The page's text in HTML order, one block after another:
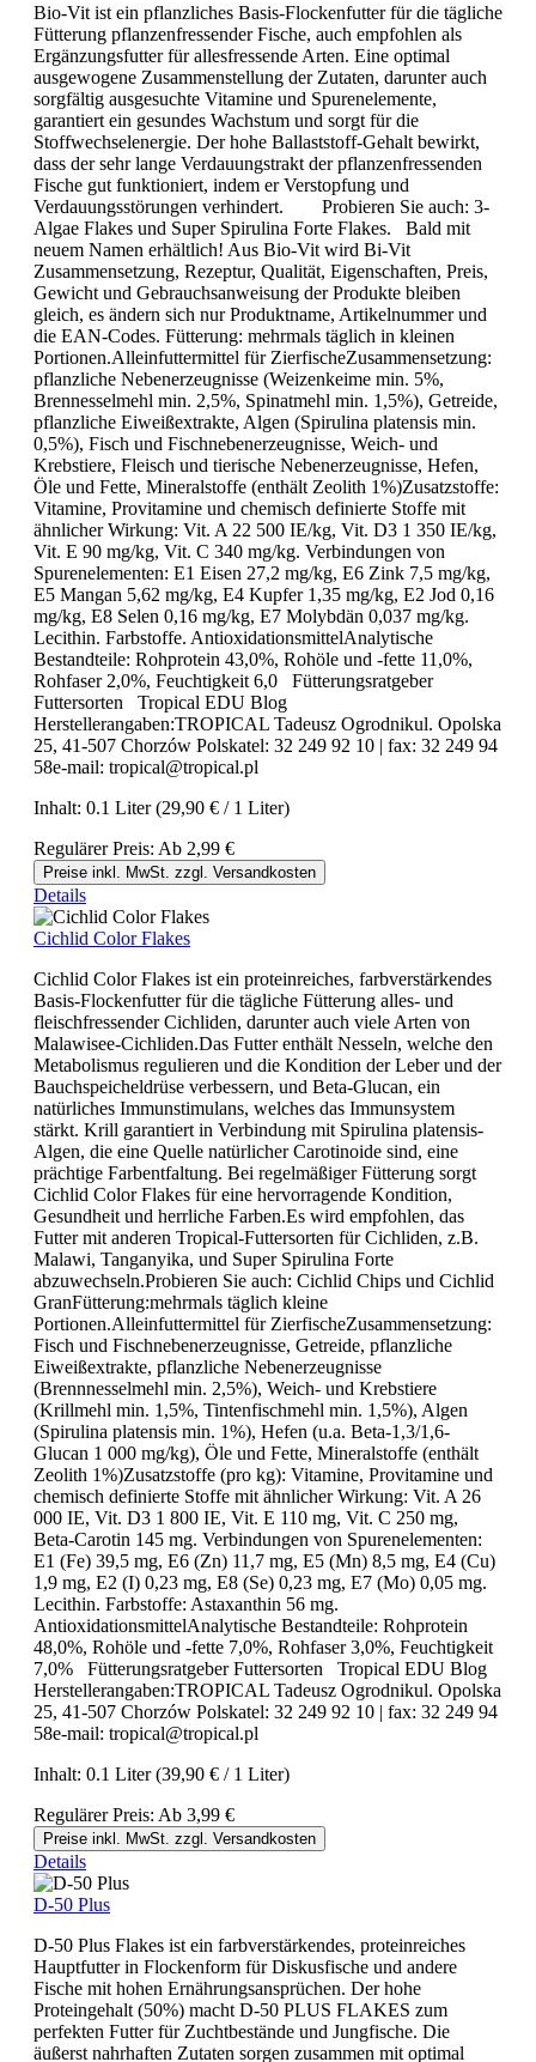
Bio-Vit ist ein pflanzliches Basis-Flockenfutter für die tägliche
Fütterung pflanzenfressender Fische, auch empfohlen als
Ergänzungsfutter für allesfressende Arten. Eine optimal
ausgewogene Zusammenstellung der Zutaten, darunter auch
sorgfältig ausgesuchte Vitamine und Spurenelemente,
garantiert ein gesundes Wachstum und sorgt für die
Stoffwechselenergie. Der hohe Ballaststoff-Gehalt bewirkt,
dass der sehr lange Verdauungstrakt der pflanzenfressenden
Fische gut funktioniert, indem er Verstopfung und
Verdauungsstörungen verhindert. Probieren Sie auch: 3-
Algae Flakes und Super Spirulina Forte Flakes. Bald mit
neuem Namen erhältlich! Aus Bio-Vit wird Bi-Vit
Zusammensetzung, Rezeptur, Qualität, Eigenschaften, Preis,
Gewicht und Gebrauchsanweisung der Produkte bleiben
gleich, es ändern sich nur Produktname, Artikelnummer und
die EAN-Codes. Fütterung: mehrmals täglich in kleinen
Portionen.Alleinfuttermittel für ZierfischeZusammensetzung:
pflanzliche Nebenerzeugnisse (Weizenkeime min. 5%,
Brennesselmehl min. 2,5%, Spinatmehl min. 1,5%), Getreide,
pflanzliche Eiweißextrakte, Algen (Spirulina platensis min.
0,5%), Fisch und Fischnebenerzeugnisse, Weich- und
Krebstiere, Fleisch und tierische Nebenerzeugnisse, Hefen,
Öle und Fette, Mineralstoffe (enthält Zeolith 1%)Zusatzstoffe:
Vitamine, Provitamine und chemisch definierte Stoffe mit
ähnlicher Wirkung: Vit. A 22 500 IE/kg, Vit. D3 1 350 IE/kg,
Vit. E 90 mg/kg, Vit. C 340 mg/kg. Verbindungen von
Spurenelementen: E1 Eisen 27,2 mg/kg, E6 Zink 7,5 mg/kg,
E5 Mangan 5,62 mg/kg, E4 Kupfer 1,35 mg/kg, E2 Jod 0,16
mg/kg, E8 Selen 0,16 mg/kg, E7 Molybdän 0,037 mg/kg.
Lecithin. Farbstoffe. AntioxidationsmittelAnalytische
Bestandteile: Rohprotein 43,0%, Rohöle und -fette 11,0%,
Rohfaser 2,0%, Feuchtigkeit 6,0 Fütterungsratgeber
Futtersorten Tropical EDU Blog
Herstellerangaben:TROPICAL Tadeusz Ogrodnikul. Opolska
25, 41-507 Chorzów Polskatel: 32 249 92 10 | fax: 32 249 94
58e-mail: tropical@tropical.pl
Inhalt: 0.1 Liter(29,90 € / 1 Liter)
Regulärer Preis: Ab 2,99 €
Preise inkl. MwSt. zzgl. Versandkosten
Details
Cichlid Color Flakes
Cichlid Color Flakes ist ein proteinreiches, farbverstärkendes
Basis-Flockenfutter für die tägliche Fütterung alles- und
fleischfressender Cichliden, darunter auch viele Arten von
Malawisee-Cichliden.Das Futter enthält Nesseln, welche den
Metabolismus regulieren und die Kondition der Leber und der
Bauchspeicheldrüse verbessern, und Beta-Glucan, ein
natürliches Immunstimulans, welches das Immunsystem
stärkt. Krill garantiert in Verbindung mit Spirulina platensis-
Algen, die eine Quelle natürlicher Carotinoide sind, eine
prächtige Farbentfaltung. Bei regelmäßiger Fütterung sorgt
Cichlid Color Flakes für eine hervorragende Kondition,
Gesundheit und herrliche Farben.Es wird empfohlen, das
Futter mit anderen Tropical-Futtersorten für Cichliden, z.B.
Malawi, Tanganyika, und Super Spirulina Forte
abzuwechseln.Probieren Sie auch: Cichlid Chips und Cichlid
GranFütterung:mehrmals täglich kleine
Portionen.Alleinfuttermittel für ZierfischeZusammensetzung:
Fisch und Fischnebenerzeugnisse, Getreide, pflanzliche
Eiweißextrakte, pflanzliche Nebenerzeugnisse
(Brennnesselmehl min. 2,5%), Weich- und Krebstiere
(Krillmehl min. 1,5%, Tintenfischmehl min. 1,5%), Algen
(Spirulina platensis min. 1%), Hefen (u.a. Beta-1,3/1,6-
Glucan 1 000 mg/kg), Öle und Fette, Mineralstoffe (enthält
Zeolith 1%)Zusatzstoffe (pro kg): Vitamine, Provitamine und
chemisch definierte Stoffe mit ähnlicher Wirkung: Vit. A 26
000 IE, Vit. D3 1 800 IE, Vit. E 110 mg, Vit. C 250 mg,
Beta-Carotin 145 mg. Verbindungen von Spurenelementen:
E1 (Fe) 39,5 mg, E6 (Zn) 11,7 mg, E5 (Mn) 8,5 mg, E4 (Cu)
1,9 mg, E2 (I) 0,23 mg, E8 (Se) 0,23 mg, E7 (Mo) 0,05 mg.
Lecithin. Farbstoffe: Astaxanthin 56 mg.
AntioxidationsmittelAnalytische Bestandteile: Rohprotein
48,0%, Rohöle und -fette 7,0%, Rohfaser 3,0%, Feuchtigkeit
7,0% Fütterungsratgeber Futtersorten Tropical EDU Blog
Herstellerangaben:TROPICAL Tadeusz Ogrodnikul. Opolska
25, 41-507 Chorzów Polskatel: 32 249 92 10 | fax: 32 249 94
58e-mail: tropical@tropical.pl
Inhalt: 0.1 Liter(39,90 € / 1 Liter)
Regulärer Preis: Ab 3,99 €
Preise inkl. MwSt. zzgl. Versandkosten
Details
D-50 Plus
D-50 Plus Flakes ist ein farbverstärkendes, proteinreiches
Hauptfutter in Flockenform für Diskusfische und andere
Fische mit hohen Ernährungsansprüchen. Der hohe
Proteingehalt (50%) macht D-50 PLUS FLAKES zum
perfekten Futter für Zuchtbestände und Jungfische. Die
äußerst nahrhaften Zutaten sorgen zusammen mit optimal